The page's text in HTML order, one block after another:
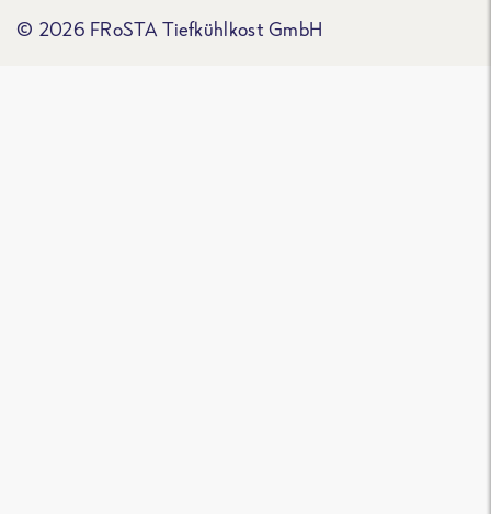
© 2026 FRoSTA Tiefkühlkost GmbH